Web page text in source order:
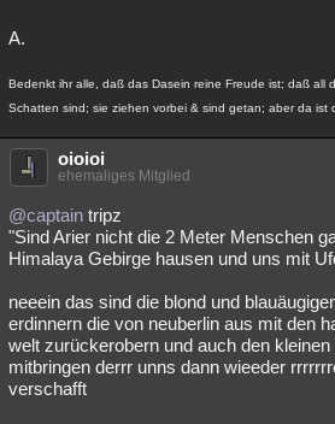
A.
Bedenkt ihr alle, daß das Dasein reine Freude ist; daß all
Schatten sind; sie ziehen vorbei & sind getan; aber da ist
oioioi
ehemaliges Mitglied
@captain tripz
"Sind Arier nicht die 2 Meter Menschen
Himalaya Gebirge hausen und uns mit
neeein das sind die blond und
erdinnern die von neuberlin aus mit den
welt zurückerobern und auch den
mitbringen derrr unns dann wieeder
verschafft